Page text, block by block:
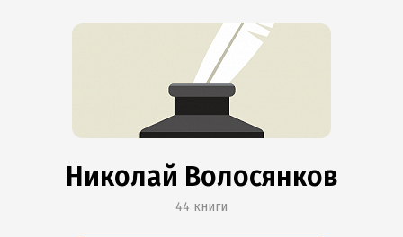
Николай Волосянков
44 книги